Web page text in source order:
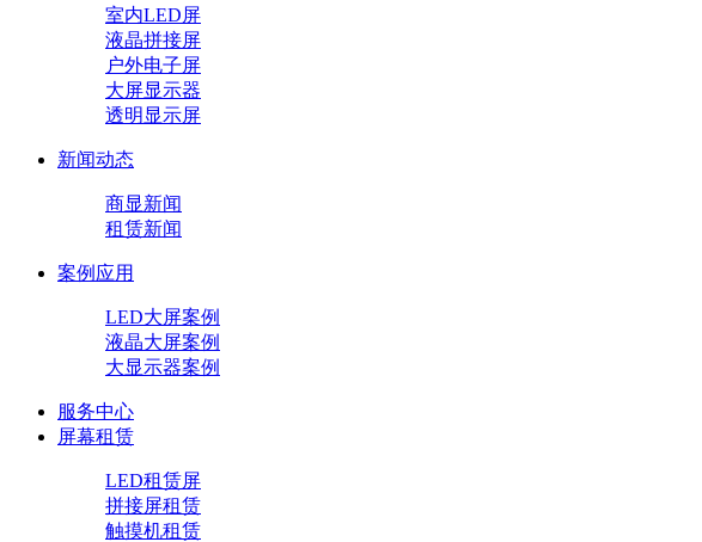
室内LED屏
液晶拼接屏
户外电子屏
大屏显示器
透明显示屏
新闻动态
商显新闻
租赁新闻
案例应用
LED大屏案例
液晶大屏案例
大显示器案例
服务中心
屏幕租赁
LED租赁屏
拼接屏租赁
触摸机租赁